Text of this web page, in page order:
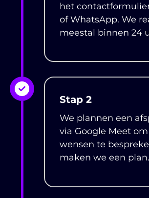
het
of WhatsApp. We
meestal binnen 24
Stap 2
We plannen een
via Google Meet
wensen te
maken we een plan.